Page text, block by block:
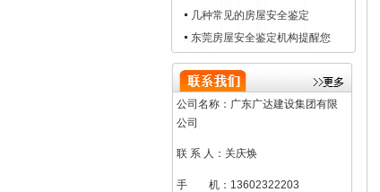
几种常见的房屋安全鉴定
东莞房屋安全鉴定机构提醒您
公司名称：广东广达建设集团有限
公司
联 系 人：关庆焕
手 机：13602322203